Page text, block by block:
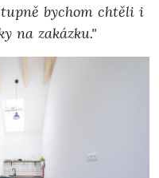
bychom chtěli i
na zakázku."